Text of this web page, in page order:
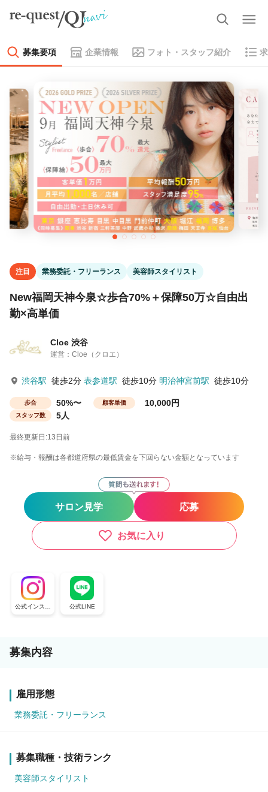
募集要項 企業情報 フォト・スタッフ紹介
注目 業務委託・フリーランス 美容師スタイリスト
New福岡天神今泉☆歩合70%＋保障50万☆自由出
勤×高単価
Cloe 渋谷
運営：Cloe（クロエ）
渋谷駅 徒歩2分 表参道駅 徒歩10分 明治神宮前駅 徒歩10分
歩合 50%〜 顧客単価 10,000円
スタッフ数 5人
最終更新日:13日前
※給与・報酬は各都道府県の最低賃金を下回らない金額となっています
サロン見学 応募
お気に入り
公式インスタ
グラム
公式LINE
募集内容
雇用形態
業務委託・フリーランス
募集職種・技術ランク
美容師スタイリスト